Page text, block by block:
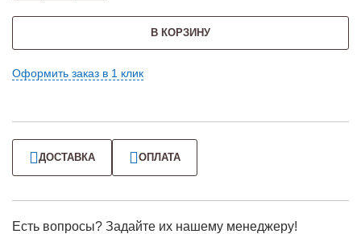
В КОРЗИНУ
Оформить заказ в 1 клик
ДОСТАВКА ОПЛАТА
Есть вопросы? Задайте их нашему менеджеру!